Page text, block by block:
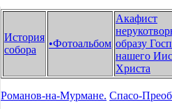
История
собора
•Фотоальбом
Акафист
образу
нашего
Христа
Романов-на-Мурмане. Спасо-